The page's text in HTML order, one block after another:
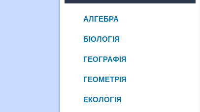
АЛГЕБРА
БІОЛОГІЯ
ГЕОГРАФІЯ
ГЕОМЕТРІЯ
ЕКОЛОГІЯ